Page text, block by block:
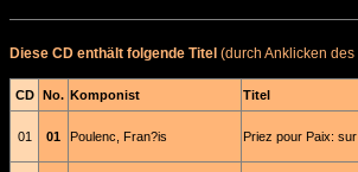
Diese CD enthält folgende Titel (durch Anklicken
CD No. Komponist Titel
01 01 Poulenc, Fran?is Priez pour Paix: